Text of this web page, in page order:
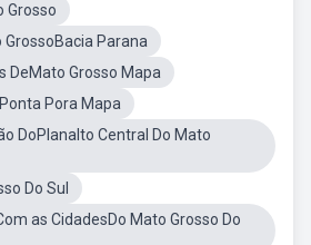
Grosso
Parana
DeMato Grosso Mapa
Pora Mapa
DoPlanalto Central Do Mato
Do Sul
as CidadesDo Mato Grosso Do